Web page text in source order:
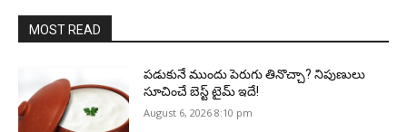
MOST READ
పడుకునే ముందు పెరుగు తినొచ్చా? నిపుణులు
సూచించే బెస్ట్ టైమ్ ఇదే!
August 6, 2026 8:10 pm